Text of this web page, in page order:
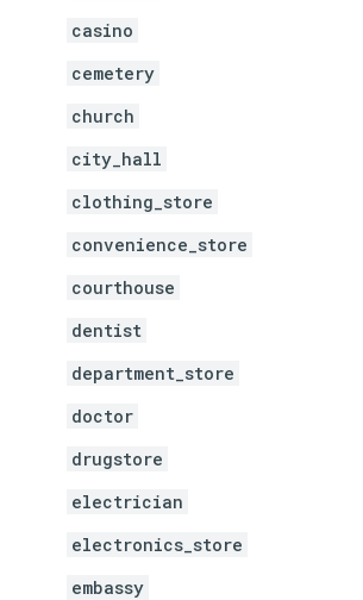
casino
cemetery
church
city_hall
clothing_store
convenience_store
courthouse
dentist
department_store
doctor
drugstore
electrician
electronics_store
embassy